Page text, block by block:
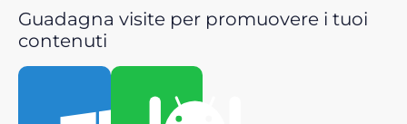
Guadagna visite per promuovere i tuoi
contenuti